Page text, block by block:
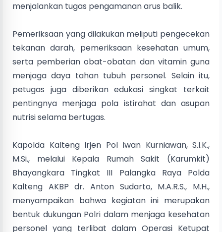
menjalankan tugas pengamanan arus balik.
Pemeriksaan yang dilakukan meliputi pengecekan
tekanan darah, pemeriksaan kesehatan umum,
serta pemberian obat-obatan dan vitamin guna
menjaga daya tahan tubuh personel. Selain itu,
petugas juga diberikan edukasi singkat terkait
pentingnya menjaga pola istirahat dan asupan
nutrisi selama bertugas.
Kapolda Kalteng Irjen Pol Iwan Kurniawan, S.I.K.,
M.Si., melalui Kepala Rumah Sakit (Karumkit)
Bhayangkara Tingkat III Palangka Raya Polda
Kalteng AKBP dr. Anton Sudarto, M.A.R.S., M.H.,
menyampaikan bahwa kegiatan ini merupakan
bentuk dukungan Polri dalam menjaga kesehatan
personel yang terlibat dalam Operasi Ketupat